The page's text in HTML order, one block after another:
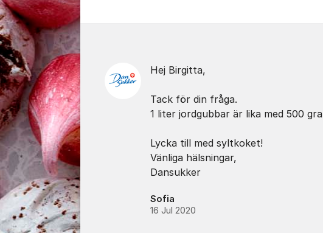
Hej Birgitta,
Tack för din fråga.
1 liter jordgubbar är lika med 500
Lycka till med syltkoket!
Vänliga hälsningar,
Dansukker
Sofia
16 Jul 2020